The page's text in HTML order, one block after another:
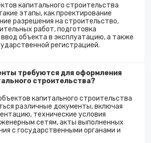
капитального строительства
этапы, как проектирование
разрешения на строительство,
работ, подготовка
объекта в эксплуатацию, а также
регистрацией.
требуются для оформления
строительства?
капитального строительства
различные документы, включая
технические условия
сетям, акты выполненных
с государственными органами и